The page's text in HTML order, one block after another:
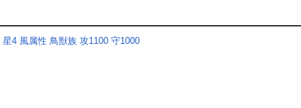
星4 風属性 鳥獣族 攻1100 守1000